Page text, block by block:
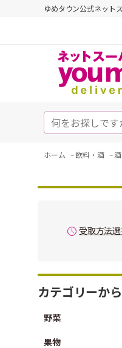
ゆめタウン公式ネット
ホーム -飲料・酒 -酒
受取方法
カテゴリーか
野菜
果物